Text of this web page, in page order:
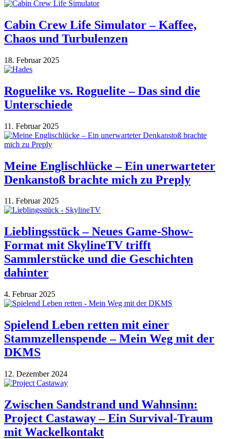
Cabin Crew Life Simulator – Kaffee,
Chaos und Turbulenzen
18. Februar 2025
Roguelike vs. Roguelite – Das sind die
Unterschiede
11. Februar 2025
Meine Englischlücke – Ein unerwarteter
Denkanstoß brachte mich zu Preply
11. Februar 2025
Lieblingsstück – Neues Game-Show-
Format mit SkylineTV trifft
Sammlerstücke und die Geschichten
dahinter
4. Februar 2025
Spielend Leben retten mit einer
Stammzellenspende – Mein Weg mit der
DKMS
12. Dezember 2024
Zwischen Sandstrand und Wahnsinn:
Project Castaway – Ein Survival-Traum
mit Wackelkontakt